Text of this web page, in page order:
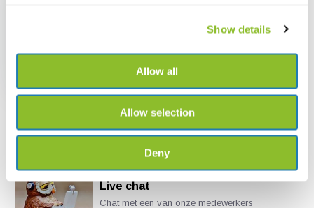
Show details
Allow all
Allow selection
Deny
Der Steinbock
Live chat
Chat met een van onze medewerkers